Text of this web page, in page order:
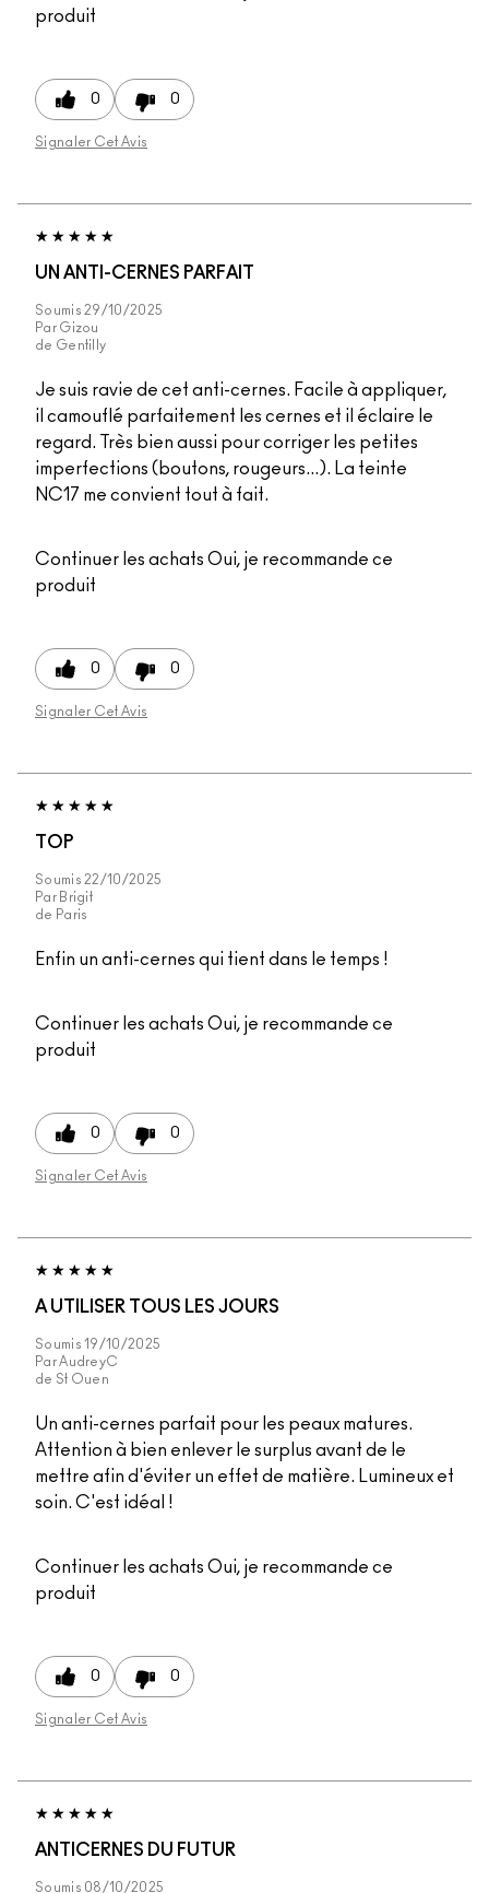
produit
0 0
Signaler Cet Avis
UN ANTI-CERNES PARFAIT
Soumis 29/10/2025
Par Gizou
de Gentilly
Je suis ravie de cet anti-cernes. Facile à appliquer,
il camouflé parfaitement les cernes et il éclaire le
regard. Très bien aussi pour corriger les petites
imperfections (boutons, rougeurs...). La teinte
NC17 me convient tout à fait.
Continuer les achats Oui, je recommande ce
produit
0 0
Signaler Cet Avis
TOP
Soumis 22/10/2025
Par Brigit
de Paris
Enfin un anti-cernes qui tient dans le temps !
Continuer les achats Oui, je recommande ce
produit
0 0
Signaler Cet Avis
A UTILISER TOUS LES JOURS
Soumis19/10/2025
ParAudreyC
de St Ouen
Un anti-cernes parfait pour les peaux matures.
Attention à bien enlever le surplus avant de le
mettre afin d'éviter un effet de matière. Lumineux et
soin. C'est idéal !
Continuer les achats Oui, je recommande ce
produit
0 0
Signaler Cet Avis
ANTICERNES DU FUTUR
Soumis 08/10/2025